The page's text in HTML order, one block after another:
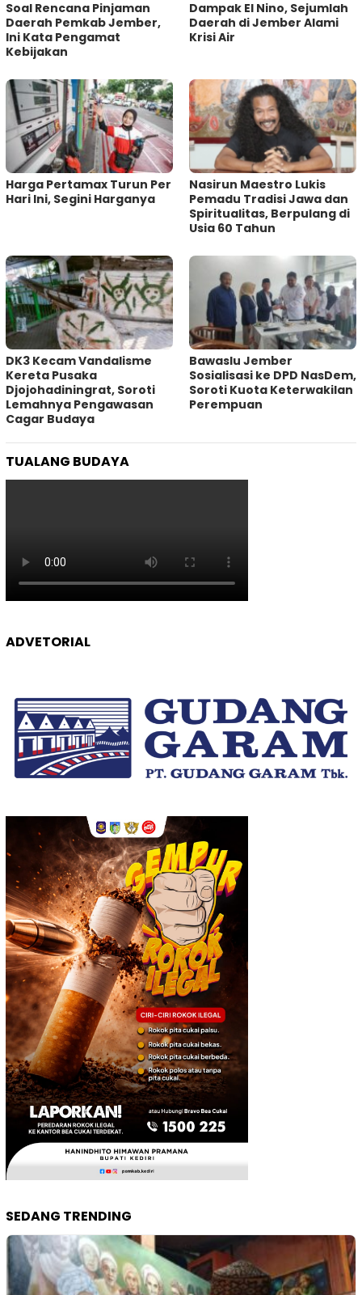
‎Soal Rencana Pinjaman
Daerah Pemkab Jember,
Ini Kata Pengamat
Kebijakan ‎
Dampak El Nino, Sejumlah
Daerah di Jember Alami
Krisi Air
Harga Pertamax Turun Per
Hari Ini, Segini Harganya
‎Nasirun Maestro Lukis
Pemadu Tradisi Jawa dan
Spiritualitas, Berpulang di
Usia 60 Tahun
DK3 Kecam Vandalisme
Kereta Pusaka
Djojohadiningrat, Soroti
Lemahnya Pengawasan
Cagar Budaya
Bawaslu Jember
Sosialisasi ke DPD NasDem,
Soroti Kuota Keterwakilan
Perempuan
TUALANG BUDAYA
ADVETORIAL
SEDANG TRENDING